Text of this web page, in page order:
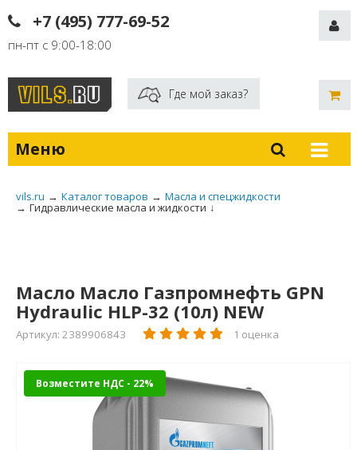
+7 (495) 777-69-52
пн-пт с 9:00-18:00
Где мой заказ?
Меню
vils.ru → Каталог товаров → Масла и спецжидкости
→ Гидравлические масла и жидкости ↓
Масло Масло Газпромнефть GPN
Hydraulic HLP-32 (10л) NEW
Артикул: 2389906843 1 оценка
Возместите НДС - 22%